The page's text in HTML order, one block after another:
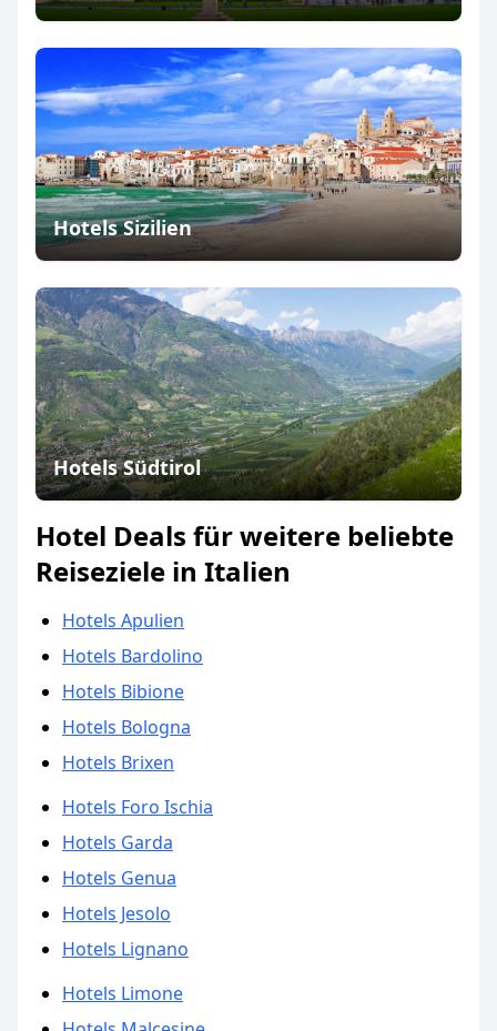
Hotels Sizilien
Hotels Südtirol
Hotel Deals für weitere beliebte
Reiseziele in Italien
Hotels Apulien
Hotels Bardolino
Hotels Bibione
Hotels Bologna
Hotels Brixen
Hotels Foro Ischia
Hotels Garda
Hotels Genua
Hotels Jesolo
Hotels Lignano
Hotels Limone